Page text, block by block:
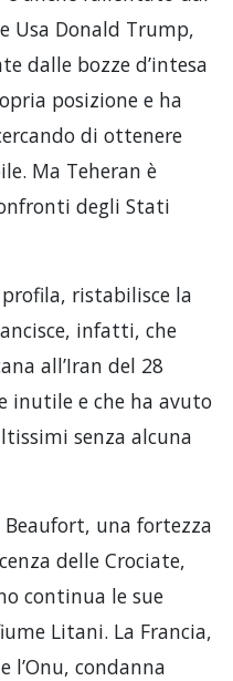
Usa Donald Trump,
dalle bozze d’intesa
posizione e ha
di ottenere
Ma Teheran è
degli Stati
profila, ristabilisce la
infatti, che
all’Iran del 28
inutile e che ha avuto
senza alcuna
una fortezza
delle Crociate,
continua le sue
Litani. La Francia,
l’Onu, condanna